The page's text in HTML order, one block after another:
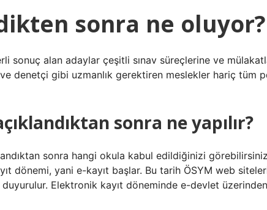
sonra ne oluyor?
sonuç alan adaylar çeşitli sınav süreçlerine ve
denetçi gibi uzmanlık gerektiren meslekler hariç tüm
sonra ne yapılır?
sonra hangi okula kabul edildiğinizi
dönemi, yani e-kayıt başlar. Bu tarih ÖSYM web
Elektronik kayıt döneminde e-devlet